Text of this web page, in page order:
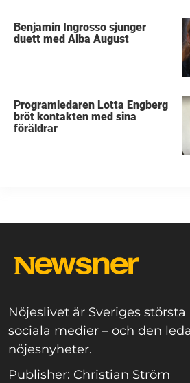
Benjamin Ingrosso sjunger
duett med Alba August
Programledaren Lotta Engberg
bröt kontakten med sina
föräldrar
Nöjeslivet är Sveriges största
sociala medier – och den
nöjesnyheter.
Publisher: Christian Ström